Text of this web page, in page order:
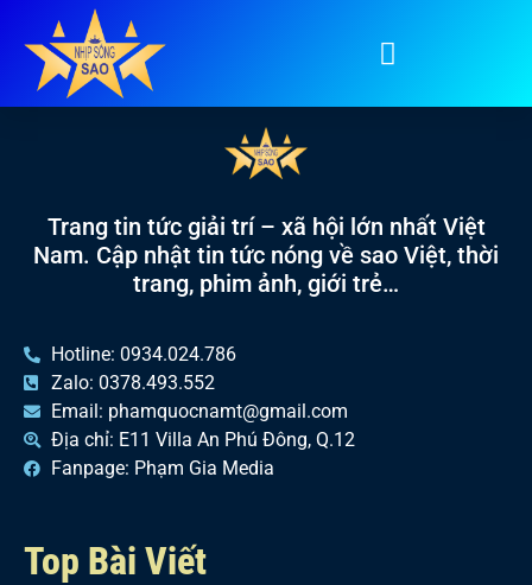
Tag:Dạ hội
Trang tin tức giải trí – xã hội lớn nhất Việt
Nam. Cập nhật tin tức nóng về sao Việt, thời
trang, phim ảnh, giới trẻ…
Hotline: 0934.024.786
Zalo: 0378.493.552
Email: phamquocnamt@gmail.com
Địa chỉ: E11 Villa An Phú Đông, Q.12
Fanpage: Phạm Gia Media
Top Bài Viết